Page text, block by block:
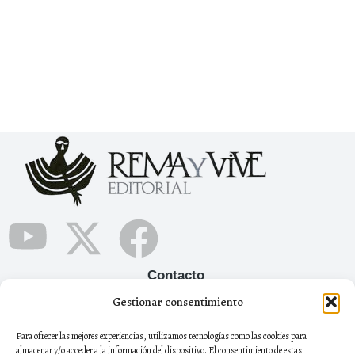
Gestionar consentimiento
Para ofrecer las mejores experiencias, utilizamos tecnologías como las cookies para
almacenar y/o acceder a la información del dispositivo. El consentimiento de estas
Contacto
+34 665 12 05 90
remayviveeditorial@gmail.com